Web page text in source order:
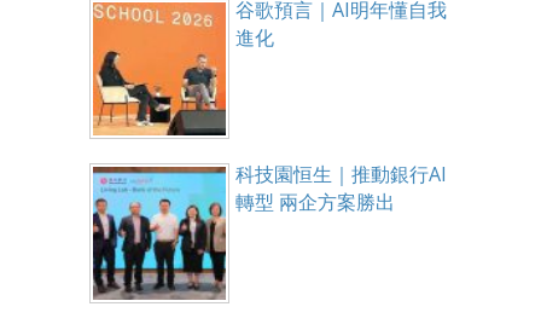
谷歌預言｜AI明年懂自我
進化
科技園恒生｜推動銀行AI
轉型 兩企方案勝出